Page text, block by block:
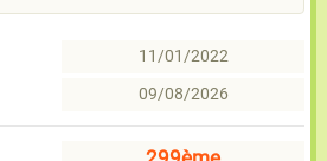
11/01/2022
09/08/2026